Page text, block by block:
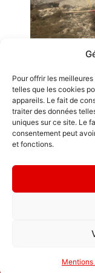
Pour offrir les
telles que les cookies
appareils. Le fait de
traiter des données
uniques sur ce site. Le
consentement peut
et fonctions.
Mentions